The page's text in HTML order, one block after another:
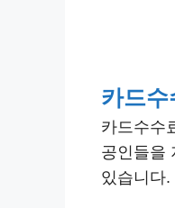
카드수
카드수수
공인들을
있습니다.